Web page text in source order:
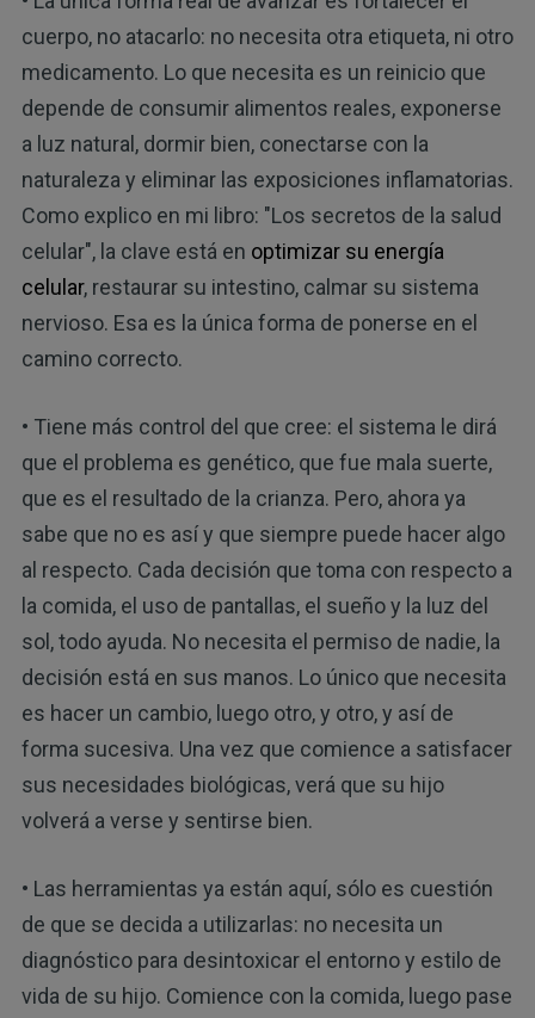
cuerpo, no atacarlo: no necesita otra etiqueta, ni otro
medicamento. Lo que necesita es un reinicio que
depende de consumir alimentos reales, exponerse
a luz natural, dormir bien, conectarse con la
naturaleza y eliminar las exposiciones inflamatorias.
Como explico en mi libro: "Los secretos de la salud
celular", la clave está en optimizar su energía
celular, restaurar su intestino, calmar su sistema
nervioso. Esa es la única forma de ponerse en el
camino correcto.
• Tiene más control del que cree: el sistema le dirá
que el problema es genético, que fue mala suerte,
que es el resultado de la crianza. Pero, ahora ya
sabe que no es así y que siempre puede hacer algo
al respecto. Cada decisión que toma con respecto a
la comida, el uso de pantallas, el sueño y la luz del
sol, todo ayuda. No necesita el permiso de nadie, la
decisión está en sus manos. Lo único que necesita
es hacer un cambio, luego otro, y otro, y así de
forma sucesiva. Una vez que comience a satisfacer
sus necesidades biológicas, verá que su hijo
volverá a verse y sentirse bien.
• Las herramientas ya están aquí, sólo es cuestión
de que se decida a utilizarlas: no necesita un
diagnóstico para desintoxicar el entorno y estilo de
vida de su hijo. Comience con la comida, luego pase